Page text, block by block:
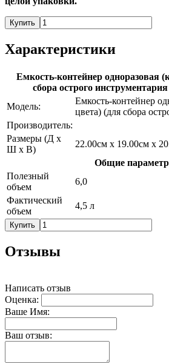
Купить
Характеристики
Емкость-контейнер одноразовая
сбора острого
Модель:
Емкость-контейнер
цвета) (для сбора
Производитель:
Размеры (Д х
Ш х В)
22.00см x 19.00см x
Общие
Полезный
объем
6,0
Фактический
объем
4,5 л
Купить
Отзывы
Написать отзыв
Оценка:
Ваше Имя:
Ваш отзыв: